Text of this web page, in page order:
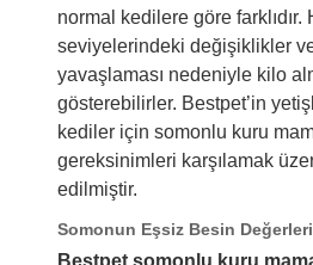
normal kedilere göre farklıdır.
seviyelerindeki değişiklikler
yavaşlaması nedeniyle kilo
gösterebilirler. Bestpet’in
kediler için somonlu kuru
gereksinimleri karşılamak
edilmiştir.
Somonun Eşsiz Besin
Bestpet somonlu kuru